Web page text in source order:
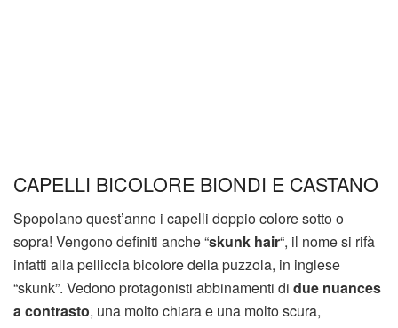
CAPELLI BICOLORE BIONDI E CASTANO
Spopolano quest’anno i capelli doppio colore sotto o
sopra! Vengono definiti anche “skunk hair“, il nome si rifà
infatti alla pelliccia bicolore della puzzola, in inglese
“skunk”. Vedono protagonisti abbinamenti di due nuances
a contrasto, una molto chiara e una molto scura,